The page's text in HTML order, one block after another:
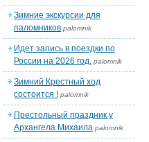
Зимние экскурсии для
паломников palomnik
Идет запись в поездки по
России на 2026 год. palomnik
Зимний Крестный ход
состоится ! palomnik
Престольный праздник у
Архангела Михаила palomnik